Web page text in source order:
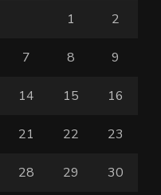
1 2
7 8 9
14 15 16
21 22 23
28 29 30